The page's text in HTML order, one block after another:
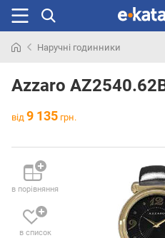
раніше
Наручні годинники
Azzaro
від 9 135 грн.
в порівняння
в список